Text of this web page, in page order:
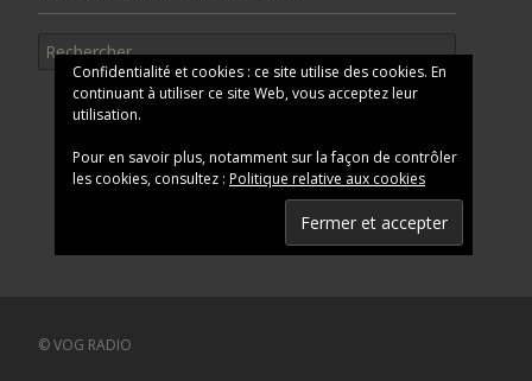
Confidentialité et cookies : ce site utilise des cookies. En
continuant à utiliser ce site Web, vous acceptez leur
utilisation.
Pour en savoir plus, notamment sur la façon de contrôler
les cookies, consultez : Politique relative aux cookies
© VOG RADIO